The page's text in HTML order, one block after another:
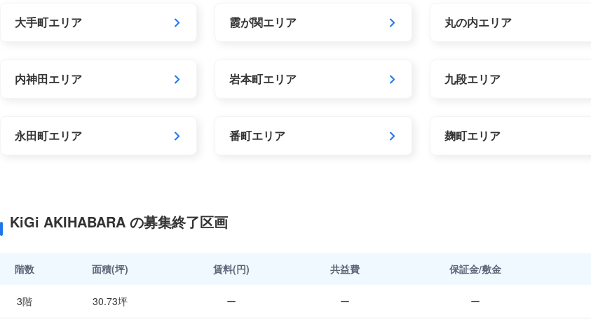
大手町エリア 霞が関エリア 丸の内エリア
内神田エリア 岩本町エリア 九段エリア
永田町エリア 番町エリア 麹町エリア
KiGi AKIHABARA の募集終了区画
階数 面積(坪) 賃料(円) 共益費 保証金/敷金
3階 30.73坪 ー ー ー